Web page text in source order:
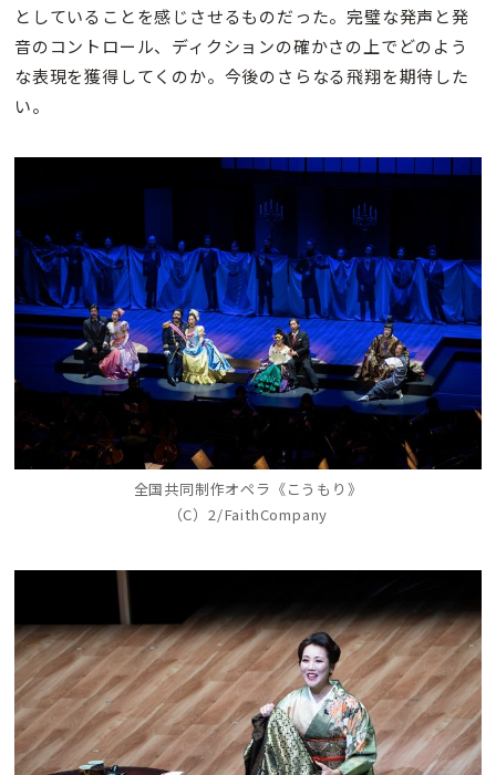
としていることを感じさせるものだった。完璧な発声と発
音のコントロール、ディクションの確かさの上でどのよう
な表現を獲得してくのか。今後のさらなる飛翔を期待した
い。
全国共同制作オペラ《こうもり》
（C）2/FaithCompany